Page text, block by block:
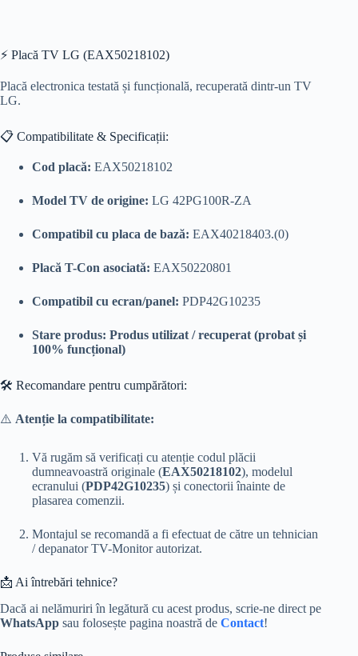
⚡ Placă TV LG (EAX50218102)
Placă electronica testată și funcțională, recuperată dintr-un TV
LG.
📋 Compatibilitate & Specificații:
Cod placă: EAX50218102
Model TV de origine: LG 42PG100R-ZA
Compatibil cu placa de bază: EAX40218403.(0)
Placă T-Con asociată: EAX50220801
Compatibil cu ecran/panel: PDP42G10235
Stare produs: Produs utilizat / recuperat (probat și
100% funcțional)
🛠️ Recomandare pentru cumpărători:
⚠️ Atenție la compatibilitate:
Vă rugăm să verificați cu atenție codul plăcii
dumneavoastră originale (EAX50218102), modelul
ecranului (PDP42G10235) și conectorii înainte de
plasarea comenzii.
Montajul se recomandă a fi efectuat de către un tehnician
/ depanator TV-Monitor autorizat.
📩 Ai întrebări tehnice?
Dacă ai nelămuriri în legătură cu acest produs, scrie-ne direct pe
WhatsApp sau folosește pagina noastră de Contact!